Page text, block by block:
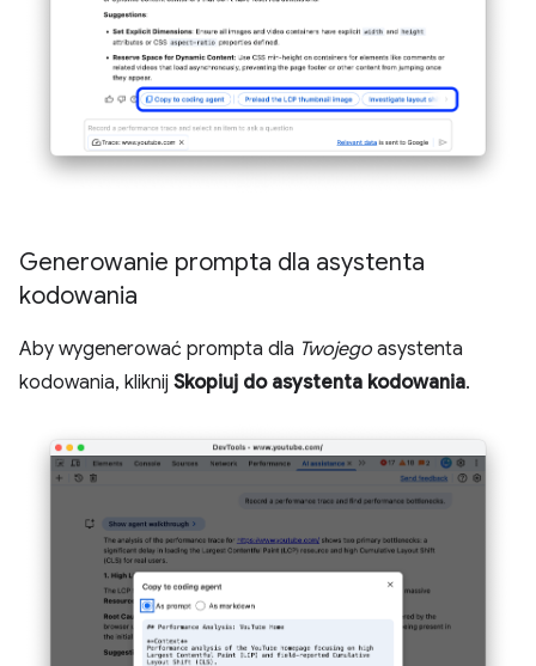
Generowanie prompta dla asystenta
kodowania
Aby wygenerować prompta dla Twojego asystenta
kodowania, kliknij Skopiuj do asystenta kodowania.